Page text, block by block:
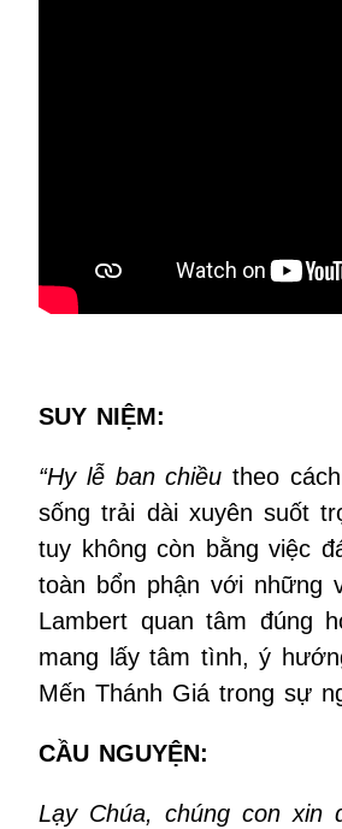
SUY NIỆM:
“Hy lễ ban chiềutheo
sống trải dài xuyên suốt
tuy không còn bằng việc
toàn bổn phận với những
Lambert quan tâm đúng
mang lấy tâm tình, ý
Mến Thánh Giá trong sự
CẦU NGUYỆN:
Lạy Chúa, chúng con xin